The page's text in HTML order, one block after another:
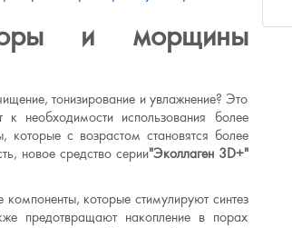
и морщины
тонизирование и увлажнение? Это
необходимости использования более
которые с возрастом становятся более
новое средство серии"Эколлаген 3D+"
компоненты, которые стимулируют синтез
предотвращают накопление в порах